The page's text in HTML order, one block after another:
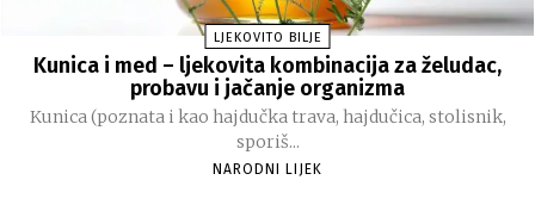
LJEKOVITO BILJE
Kunica i med – ljekovita kombinacija za želudac,
probavu i jačanje organizma
Kunica (poznata i kao hajdučka trava, hajdučica, stolisnik,
sporiš...
NARODNI LIJEK